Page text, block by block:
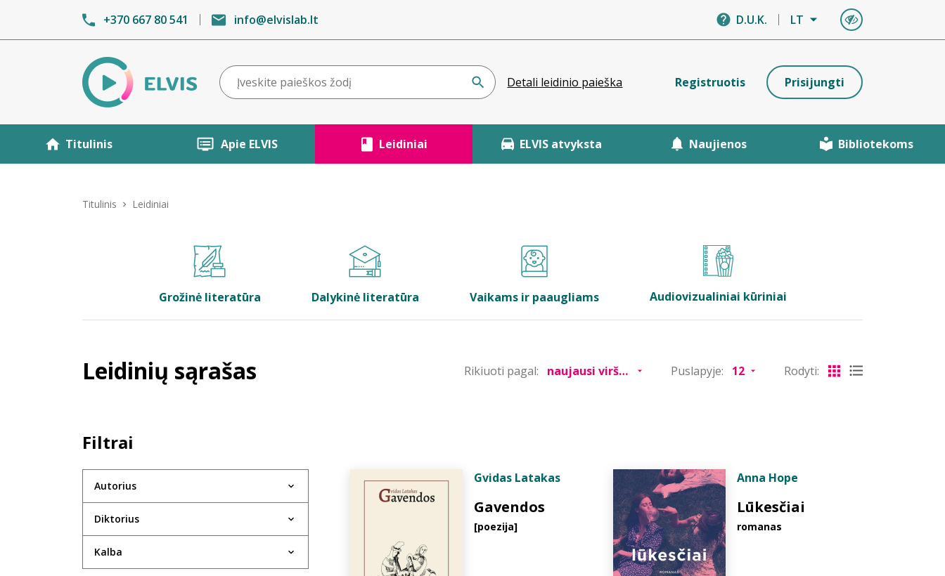
+370 667 80 541 info@elvislab.lt D.U.K. LT
Detali leidinio paieška Registruotis Prisijungti
Titulinis Apie ELVIS Leidiniai ELVIS atvyksta Naujienos Bibliotekoms
Titulinis Leidiniai
Grožinė literatūra Dalykinė literatūra Vaikams ir paaugliams Audiovizualiniai kūriniai
Leidinių sąrašas Rikiuoti pagal: Puslapyje: Rodyti:
Filtrai
Autorius
Diktorius
Kalba
Gvidas Latakas
Gavendos
[poezija]
Anna Hope
Lūkesčiai
romanas